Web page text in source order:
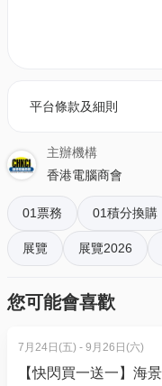
推廣由即日起至額
*每位用戶最多可使
門票優惠
01空間獨家85折購
1米以下小童、65歲
_
平台條款及細則
主辦機構
香港電腦商會
01票務 01積分換購
展覽 展覽2026
您可能會喜歡
7月24日(五) - 9月26日(六)
【快閃買一送一】海